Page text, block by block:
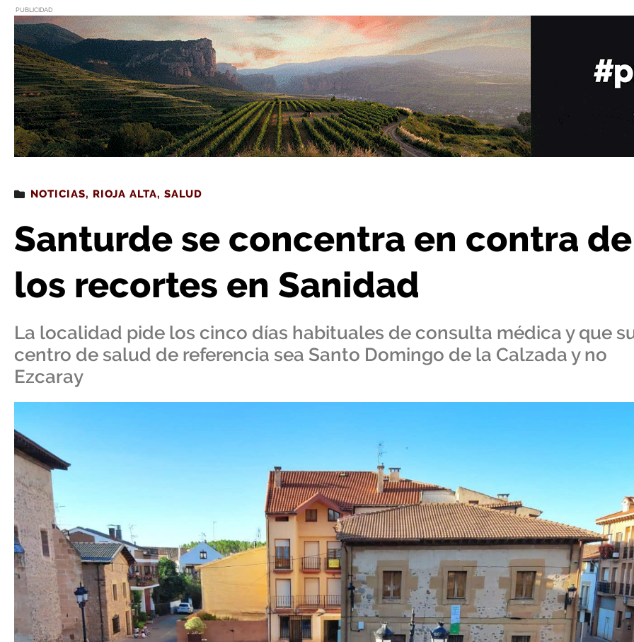
PUBLICIDAD
Estás leyendo: Santurde se concentra en contra de los recortes en Sanidad
NOTICIAS, RIOJA ALTA, SALUD
Santurde se concentra en contra de
los recortes en Sanidad
La localidad pide los cinco días habituales de consulta médica y que
centro de salud de referencia sea Santo Domingo de la Calzada y no
Ezcaray